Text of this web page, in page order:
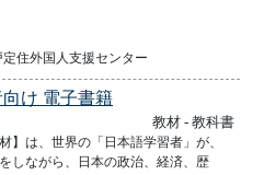
住外国人支援センター
向け 電子書籍
教材 - 教科書
】は、世界の「日本語学習者」が、
しながら、日本の政治、経済、歴